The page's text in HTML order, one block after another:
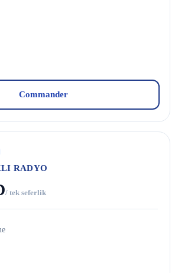
Commander
RADYO
/ tek seferlik